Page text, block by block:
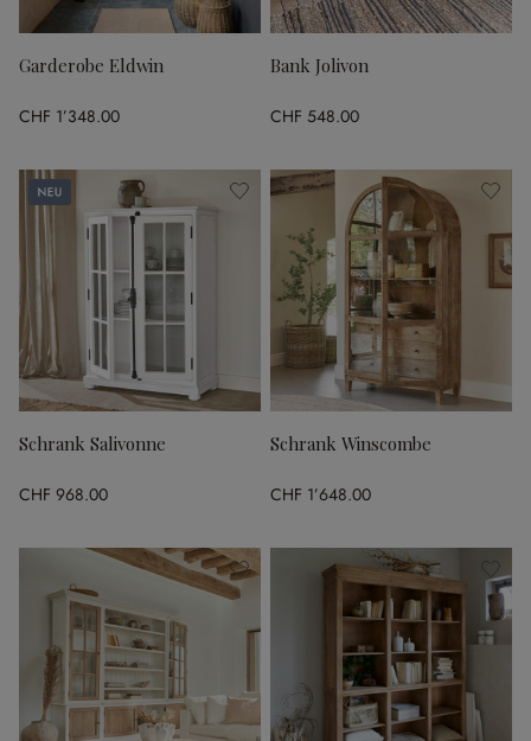
Garderobe Eldwin
CHF 1’348.00
Bank Jolivon
CHF 548.00
Neu
Schrank Salivonne
CHF 968.00
Schrank Winscombe
CHF 1’648.00